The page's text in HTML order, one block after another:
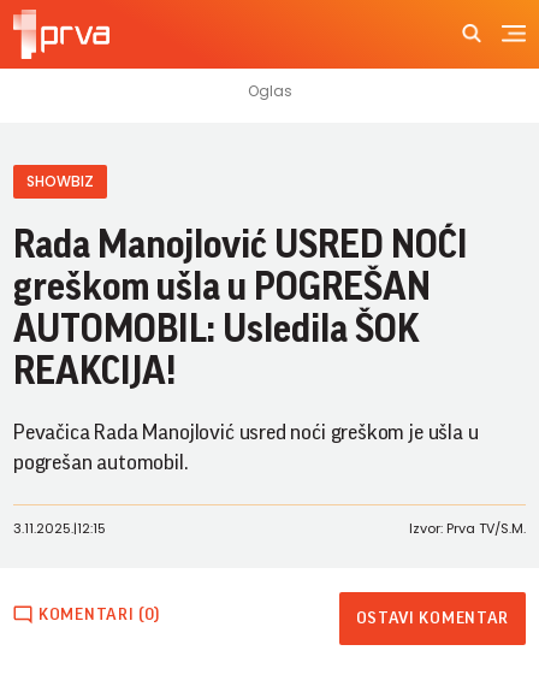
SHOWBIZ
Rada Manojlović USRED NOĆI
greškom ušla u POGREŠAN
AUTOMOBIL: Usledila ŠOK
REAKCIJA!
Pevačica Rada Manojlović usred noći greškom je ušla u
pogrešan automobil.
3.11.2025.|12:15 Izvor: Prva TV/S.M.
KOMENTARI (0) OSTAVI KOMENTAR